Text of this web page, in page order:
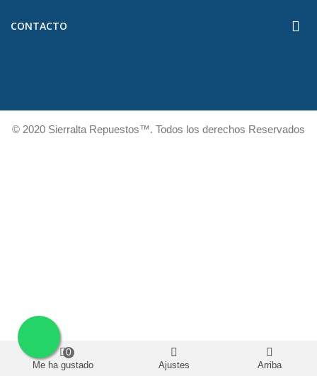
CONTACTO
© 2020 Sierralta Repuestos™. Todos los derechos Reservados
Me ha gustado
0
Ajustes Arriba